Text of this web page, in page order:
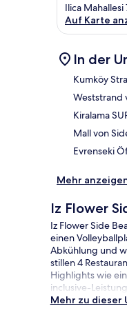
Ilica
Auf Karte
In der
Kumköy
Weststrand
Kiralama
Mall von
Evrenseki
Mehr
Iz Flower
Iz Flower Side
einen
Abkühlung und
stillen 4
Highlights wie
inclusive-
Mehr zu dieser